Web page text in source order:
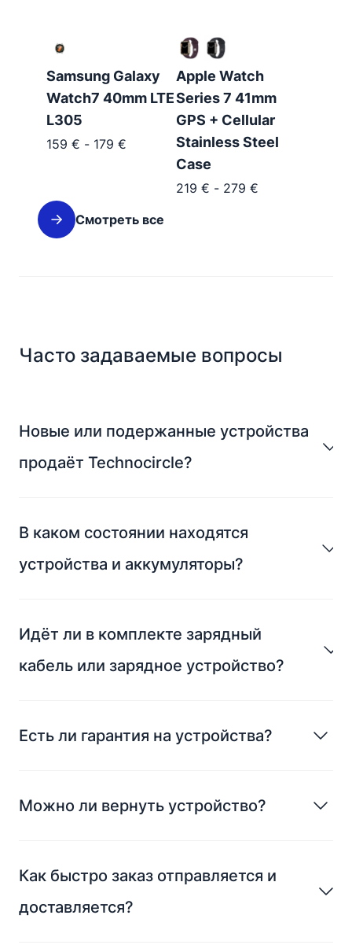
Samsung Galaxy
Watch7 40mm LTE
L305
159 € - 179 €
Apple Watch
Series 7 41mm
GPS + Cellular
Stainless Steel
Case
219 € - 279 €
Смотреть все
Часто задаваемые вопросы
Новые или подержанные устройства
продаёт Technocircle?
В каком состоянии находятся
устройства и аккумуляторы?
Идёт ли в комплекте зарядный
кабель или зарядное устройство?
Есть ли гарантия на устройства?
Можно ли вернуть устройство?
Как быстро заказ отправляется и
доставляется?